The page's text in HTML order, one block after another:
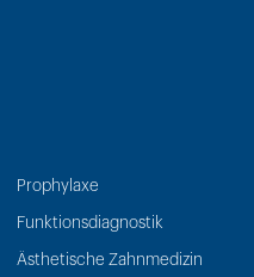
Prophylaxe
Funktionsdiagnostik
Ästhetische Zahnmedizin